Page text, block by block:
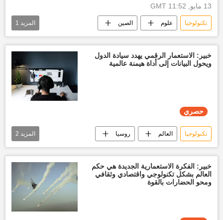
13 مايو, 11:52 GMT
تكنولوجيا علوم الصين
محطة فضاء البشر
المزيد 1
خبير: الاستعمار الرقمي يهدد سيادة الدول
ويحول البيانات إلى أداة هيمنة عالمية
حصري
تكنولوجيا العالم روسيا
أخبار العالم الآن أخبار تكنولوجية
المزيد 2
خبير: الفكرة الاستعمارية الجديدة هي حكم
العالم بشكل تكنولوجي واقتصادي وثقافي
ومحو الحضارات بالقوة